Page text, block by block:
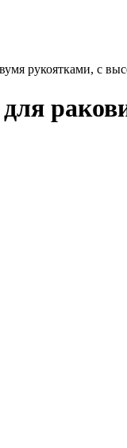
рукоятками, с
для